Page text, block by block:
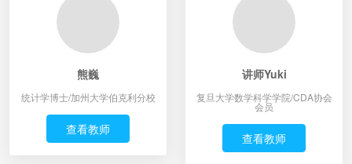
熊巍
统计学博士/加州大学伯克利分校
查看教师
讲师Yuki
复旦大学数学科学学院/CDA协会
会员
查看教师